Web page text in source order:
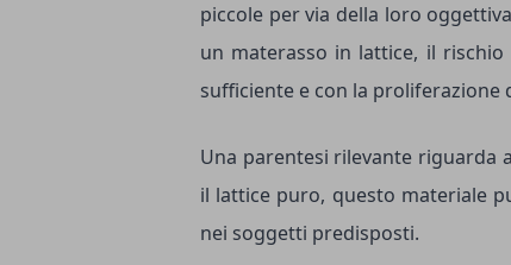
piccole per via della loro
un materasso in lattice, il rischio
sufficiente e con la proliferazione
Una parentesi rilevante riguarda
il lattice puro, questo materiale
nei soggetti predisposti.